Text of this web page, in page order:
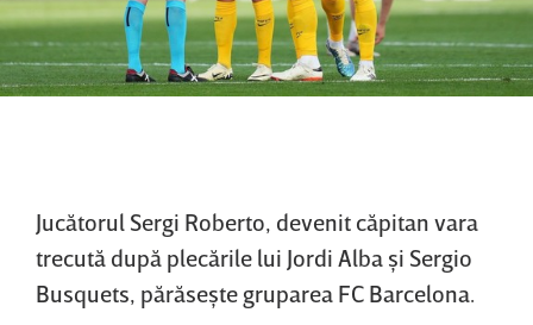
Jucătorul Sergi Roberto, devenit căpitan vara
trecută după plecările lui Jordi Alba şi Sergio
Busquets, părăseşte gruparea FC Barcelona.